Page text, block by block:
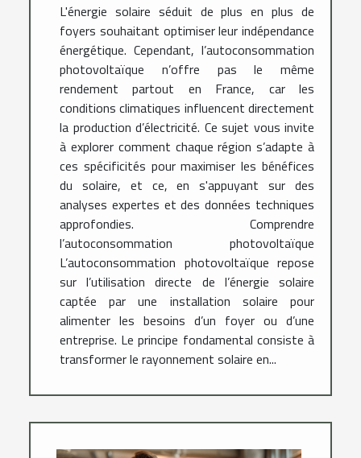
L'énergie solaire séduit de plus en plus de
foyers souhaitant optimiser leur indépendance
énergétique. Cependant, l’autoconsommation
photovoltaïque n’offre pas le même
rendement partout en France, car les
conditions climatiques influencent directement
la production d’électricité. Ce sujet vous invite
à explorer comment chaque région s’adapte à
ces spécificités pour maximiser les bénéfices
du solaire, et ce, en s'appuyant sur des
analyses expertes et des données techniques
approfondies. Comprendre
l’autoconsommation photovoltaïque
L’autoconsommation photovoltaïque repose
sur l’utilisation directe de l’énergie solaire
captée par une installation solaire pour
alimenter les besoins d’un foyer ou d’une
entreprise. Le principe fondamental consiste à
transformer le rayonnement solaire en...